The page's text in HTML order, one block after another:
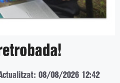
08/08/2026 12:42